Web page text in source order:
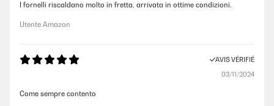
I fornelli riscaldano molto in fretta, arrivata in ottime condizioni.
Utente Amazon
AVIS VÉRIFIÉ
03/11/2024
Come sempre contento